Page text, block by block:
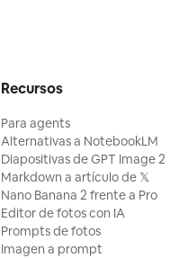
Recursos
Para agents
Alternativas a NotebookLM
Diapositivas de GPT Image 2
Markdown a artículo de 𝕏
Nano Banana 2 frente a Pro
Editor de fotos con IA
Prompts de fotos
Imagen a prompt